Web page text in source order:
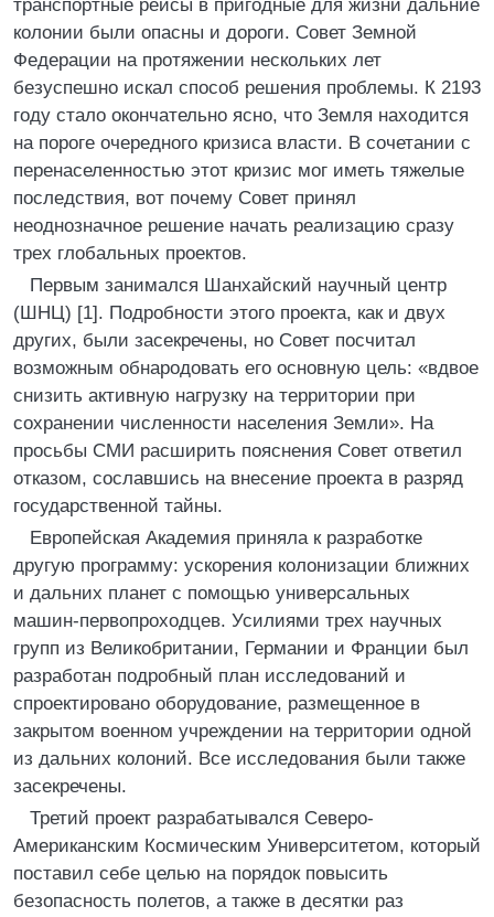
транспортные рейсы в пригодные для жизни дальние
колонии были опасны и дороги. Совет Земной
Федерации на протяжении нескольких лет
безуспешно искал способ решения проблемы. К 2193
году стало окончательно ясно, что Земля находится
на пороге очередного кризиса власти. В сочетании с
перенаселенностью этот кризис мог иметь тяжелые
последствия, вот почему Совет принял
неоднозначное решение начать реализацию сразу
трех глобальных проектов.
Первым занимался Шанхайский научный центр
(ШНЦ) [1]. Подробности этого проекта, как и двух
других, были засекречены, но Совет посчитал
возможным обнародовать его основную цель: «вдвое
снизить активную нагрузку на территории при
сохранении численности населения Земли». На
просьбы СМИ расширить пояснения Совет ответил
отказом, сославшись на внесение проекта в разряд
государственной тайны.
Европейская Академия приняла к разработке
другую программу: ускорения колонизации ближних
и дальних планет с помощью универсальных
машин-первопроходцев. Усилиями трех научных
групп из Великобритании, Германии и Франции был
разработан подробный план исследований и
спроектировано оборудование, размещенное в
закрытом военном учреждении на территории одной
из дальних колоний. Все исследования были также
засекречены.
Третий проект разрабатывался Северо-
Американским Космическим Университетом, который
поставил себе целью на порядок повысить
безопасность полетов, а также в десятки раз